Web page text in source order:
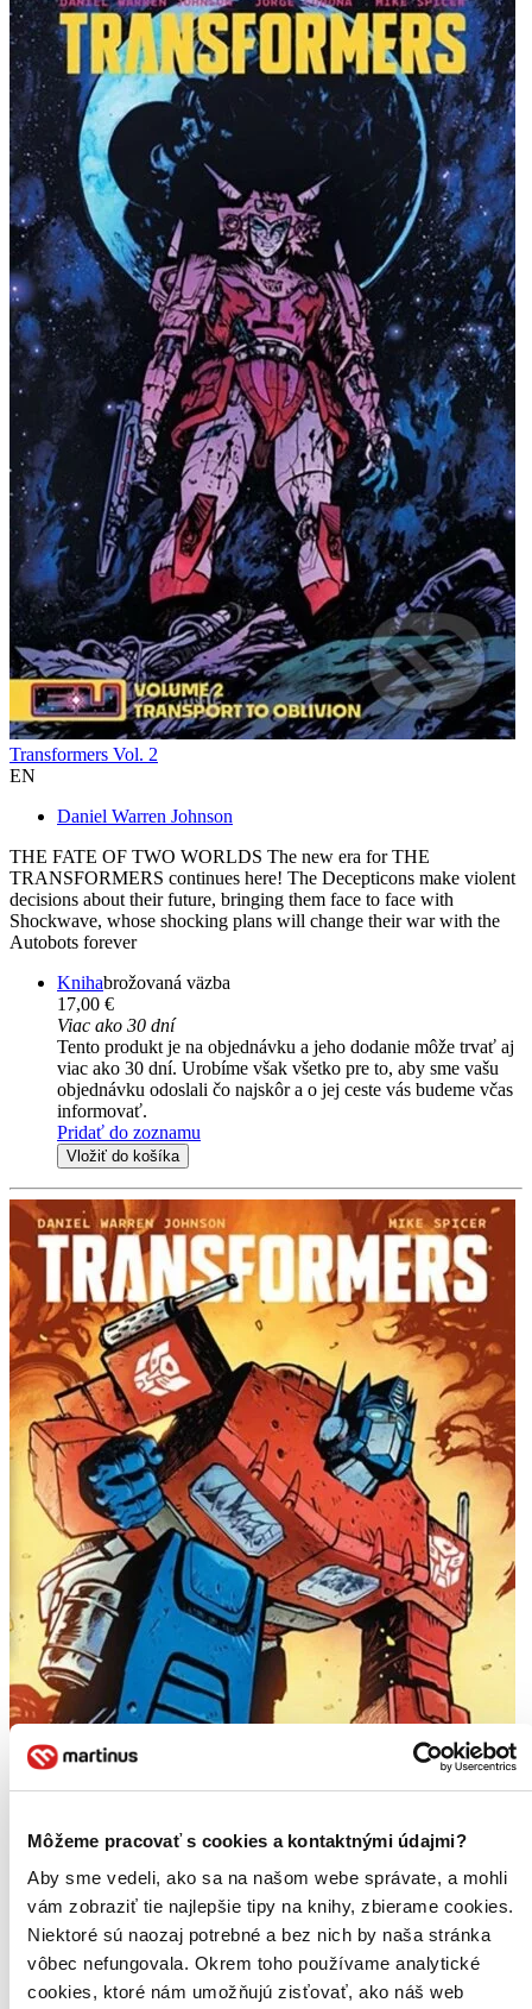
Môžeme pracovať s cookies a kontaktnými údajmi?
Aby sme vedeli, ako sa na našom webe správate, a mohli
vám zobraziť tie najlepšie tipy na knihy, zbierame cookies.
Niektoré sú naozaj potrebné a bez nich by naša stránka
vôbec nefungovala. Okrem toho používame analytické
cookies, ktoré nám umožňujú zisťovať, ako náš web
Transformers Vol. 2
EN
Daniel Warren Johnson
THE FATE OF TWO WORLDS The new era for THE
TRANSFORMERS continues here! The Decepticons make violent
decisions about their future, bringing them face to face with
Shockwave, whose shocking plans will change their war with the
Autobots forever
Knihabrožovaná väzba
17,00 €
Viac ako 30 dní
Tento produkt je na objednávku a jeho dodanie môže trvať aj
viac ako 30 dní. Urobíme však všetko pre to, aby sme vašu
objednávku odoslali čo najskôr a o jej ceste vás budeme včas
informovať.
Pridať do zoznamu
Vložiť do košíka
Transformers Vol. 1
EN